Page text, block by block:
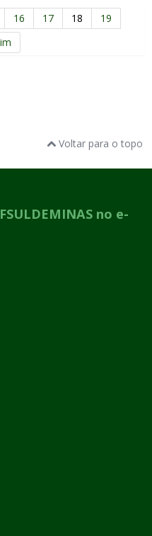
16 17 18
19
Voltar para o topo
no e-